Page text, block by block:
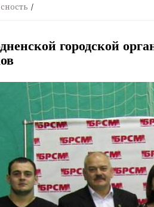
городской